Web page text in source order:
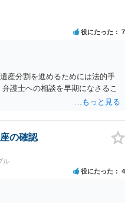
役にたった 7
産分割を進めるためには法的手
護士への相談を早期になさるこ
の確認
ル
役にたった 4